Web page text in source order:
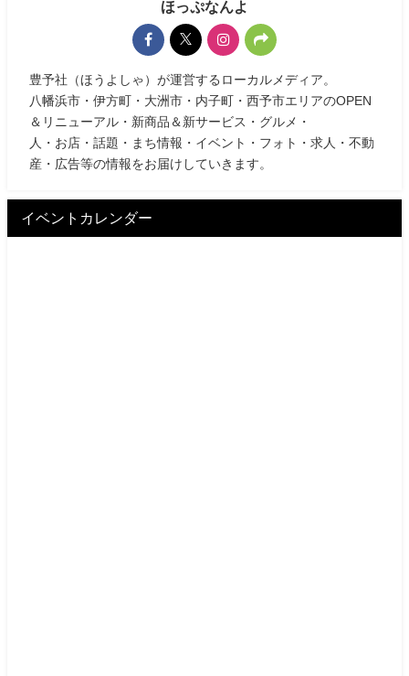
ほっぷなんよ
豊予社（ほうよしゃ）が運営するローカルメディア。
八幡浜市・伊方町・大洲市・内子町・西予市エリアのOPEN
＆リニューアル・新商品＆新サービス・グルメ・
人・お店・話題・まち情報・イベント・フォト・求人・不動
産・広告等の情報をお届けしていきます。
イベントカレンダー